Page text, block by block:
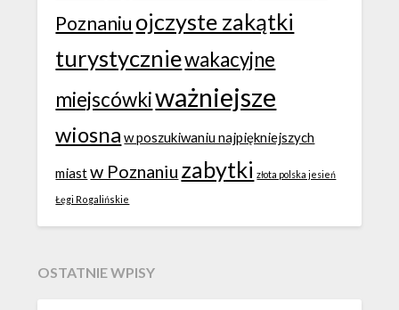
Poznaniu ojczyste zakątki
turystyczniewakacyjne
miejscówkiważniejsze
wiosna w poszukiwaniu najpiękniejszych
miastw Poznaniu zabytki złota polska jesień
Łęgi Rogalińskie
OSTATNIE WPISY